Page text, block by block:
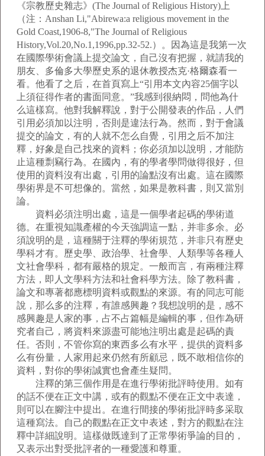
《宗教歷史雜志》(The Journal of Religious History)上
（注：Anshan Li,"Abirewa:a religious movement in the
Gold Coast,1906-8,"The Journal of Religious
History,Vol.20,No.1,1996,pp.32-52.）。因為這是我第一次
在國際學術會議上提交論文，自己沒有把握，就請我的
朋友、多倫多大學歷史系的退休教授杰克·格爾森看一
看。他看了之后，在首頁寫上“引用本文內容25個字以
上須征得作者的書面同意。”我感到很納悶，問他為什
么這樣寫。他對我解釋說，對于公開發表的作品，人們
引用必須加以注明，否則是違法行為。然而，對于會議
提交的論文，有的人就不怎么自覺，引用之后不加注
釋，好象是自己找來的資料；你必須加以說明，才能防
止這種剽竊行為。在國內，有的學者學問做得很好，但
使用的資料沒有出處，引用的論點沒有出處。這在國際
學術界是不可想像的。當然，如果是教科書，則又當別
論。
資料必須注明出處，這是一個學者起碼的學術道
德。在重視知識產權的今天強調這一點，并非多余。必
須說明的是，這種關于注釋的學術規范，并非只有歷史
學科才有。歷史學、政治學、社會學、人類學等各種人
文社會學科，都有嚴格的規定。一般而言，有兩種注釋
方法，即人文學科方法和社會科學方法。除了教科書，
論文和專著都應標明資料或觀點的來源。有的同志可能
說，那么多的注釋，有誰感興趣？我想說明的是，感不
感興趣是人家的事，占不占篇幅是編輯的事，但作為研
究者自己，將資料來源盡可能地注明出處是起碼的責
任。否則，不管你寫的東西多么有水平，提供的資料多
么有份量，人家用起來仍然有所顧忌，既不敢相信你的
資料，對你的學術誠實也會產生疑問。
注釋的第三個作用是在進行學術批評時使用。如有
的話不便在正文中講，或有的觀點不便在正文中表達，
則可以在腳注中提出。在進行間接的學術批評時多采取
這種寫法。自己的觀點在正文中表述，對方的觀點在注
釋中詳細說明。這樣做既達到了正常學術爭論的目的，
又表示出對受批評者的一種愛護和尊重。